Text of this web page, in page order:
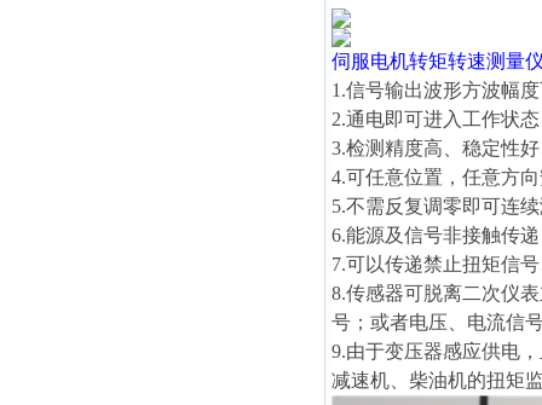
伺服电机转矩转速测量
1.信号输出波形方波幅
2.通电即可进入工作状
3.检测精度高、稳定性
4.可任意位置，任意方
5.不需反复调零即可连
6.能源及信号非接触传
7.可以传递禁止扭矩信
8.传感器可脱离二次仪
号；或者电压、电流信
9.由于变压器感应供电
减速机、柴油机的扭矩